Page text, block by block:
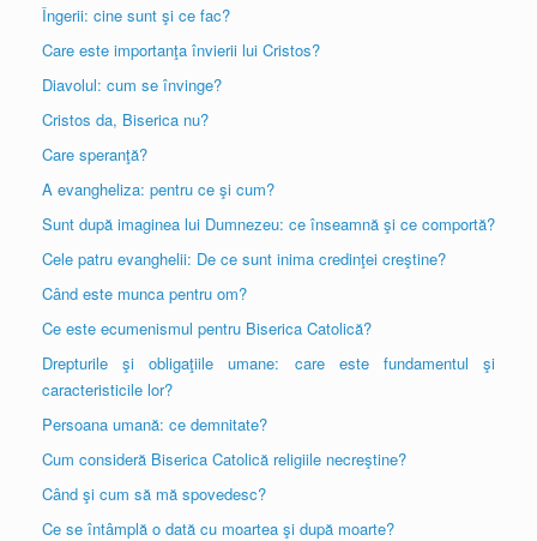
Îngerii: cine sunt şi ce fac?
Care este importanţa învierii lui Cristos?
Diavolul: cum se învinge?
Cristos da, Biserica nu?
Care speranţă?
A evangheliza: pentru ce şi cum?
Sunt după imaginea lui Dumnezeu: ce înseamnă şi ce comportă?
Cele patru evanghelii: De ce sunt inima credinţei creştine?
Când este munca pentru om?
Ce este ecumenismul pentru Biserica Catolică?
Drepturile şi obligaţiile umane: care este fundamentul şi
caracteristicile lor?
Persoana umană: ce demnitate?
Cum consideră Biserica Catolică religiile necreştine?
Când şi cum să mă spovedesc?
Ce se întâmplă o dată cu moartea şi după moarte?